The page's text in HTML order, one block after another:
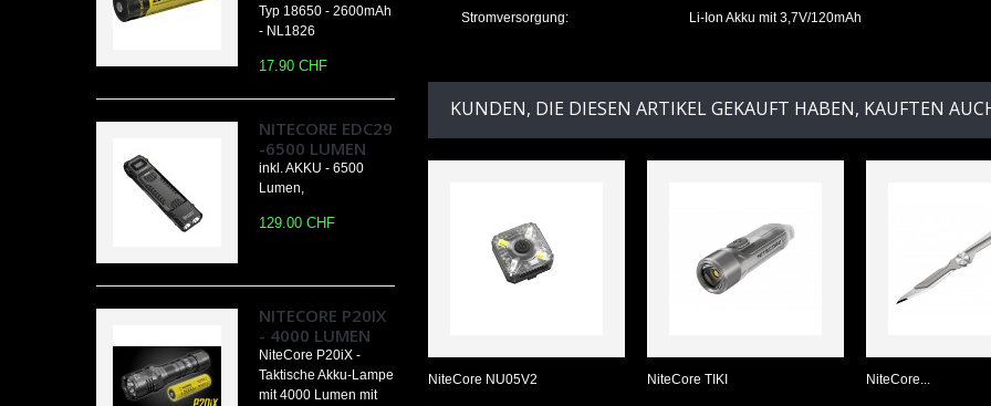
Typ 18650 - 2600mAh
- NL1826
17.90 CHF
NITECORE EDC29
-6500 LUMEN
inkl. AKKU - 6500
Lumen,
129.00 CHF
NITECORE P20IX
- 4000 LUMEN
NiteCore P20iX -
Taktische Akku-Lampe
mit 4000 Lumen mit
Stromversorgung: Li-Ion Akku mit 3,7V/120mAh
KUNDEN, DIE DIESEN ARTIKEL GEKAUFT HABEN, KAUFTEN
NiteCore NU05V2 NiteCore TIKI NiteCore...